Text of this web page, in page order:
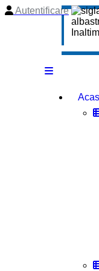
Autentificare